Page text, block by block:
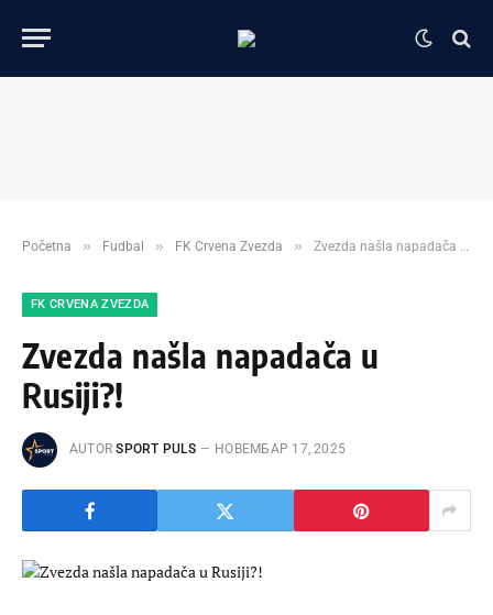
Početna » Fudbal » FK Crvena Zvezda » Zvezda našla napadača u Rusiji?!
FK CRVENA ZVEZDA
Zvezda našla napadača u
Rusiji?!
AUTOR SPORT PULS НОВЕМБАР 17, 2025